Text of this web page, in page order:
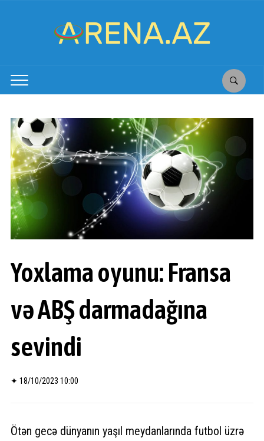
Yoxlama oyunu: Fransa
və ABŞ darmadağına
sevindi
✦ 18/10/2023 10:00
Ötən gecə dünyanın yaşıl meydanlarında futbol üzrə